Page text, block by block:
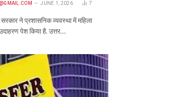
JUNE 1, 2026 7
ने प्रशासनिक व्यवस्था में महिला
पेश किया है. उत्तर…